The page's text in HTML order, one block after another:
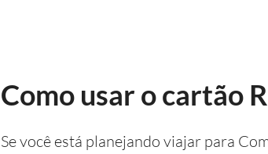
Como usar o cartão
Se você está planejando viajar para